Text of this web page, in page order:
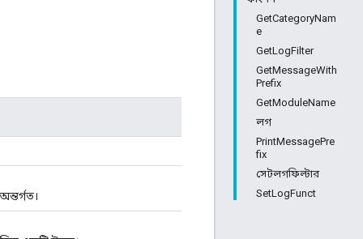
GetCategoryNam
e
GetLogFilter
GetMessageWith
Prefix
GetModuleName
লগ
PrintMessagePre
fix
সেটলগফিল্টার
SetLogFunct